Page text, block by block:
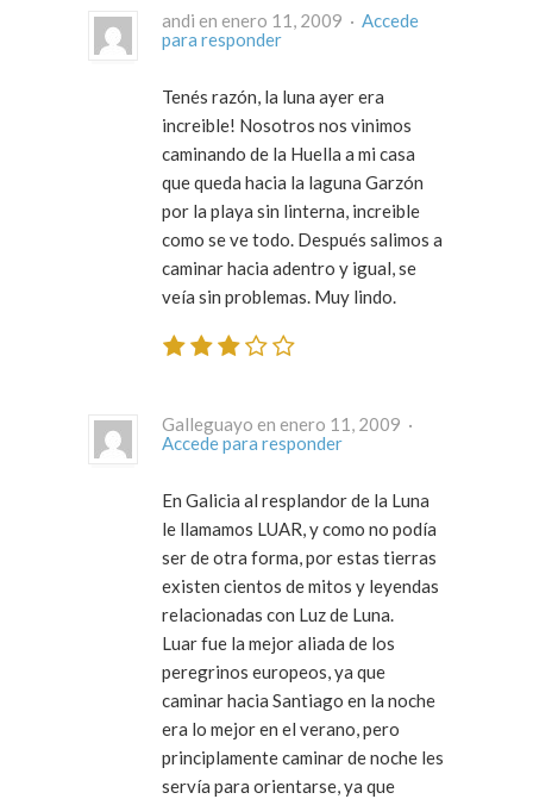
andi en enero 11, 2009 · Accede
para responder
Tenés razón, la luna ayer era
increible! Nosotros nos vinimos
caminando de la Huella a mi casa
que queda hacia la laguna Garzón
por la playa sin linterna, increible
como se ve todo. Después salimos a
caminar hacia adentro y igual, se
veía sin problemas. Muy lindo.
Galleguayo en enero 11, 2009 ·
Accede para responder
En Galicia al resplandor de la Luna
le llamamos LUAR, y como no podía
ser de otra forma, por estas tierras
existen cientos de mitos y leyendas
relacionadas con Luz de Luna.
Luar fue la mejor aliada de los
peregrinos europeos, ya que
caminar hacia Santiago en la noche
era lo mejor en el verano, pero
principlamente caminar de noche les
servía para orientarse, ya que